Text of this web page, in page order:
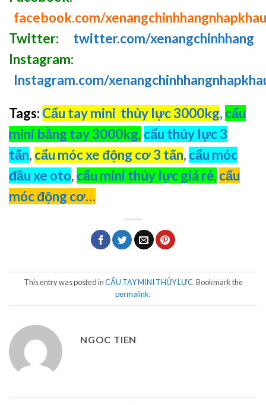
facebook.com/xenangchinhhangnhapkhau
Twitter:
twitter.com/xenangchinhhang
Instagram:
Instagram.com/
Tags: Cẩu tay mini thủy lực 3000kg, cẩu
mini bằng tay 3000kg, cẩu thủy lực 3
tấn, cẩu móc xe động cơ 3 tấn, cẩu móc
đầu xe oto, cẩu mini thủy lực giá rẻ, cẩu
móc động cơ…
This entry was posted inCẨU TAY MINI THỦY LỰC. Bookmark the
permalink.
NGOC TIEN